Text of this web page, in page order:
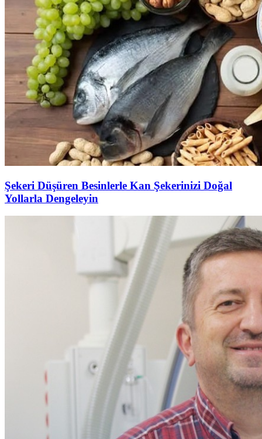
Şekeri Düşüren Besinlerle Kan Şekerinizi Doğal
Yollarla Dengeleyin